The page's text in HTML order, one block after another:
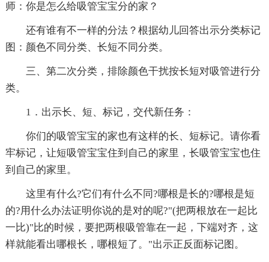
师：你是怎么给吸管宝宝分的家？
还有谁有不一样的分法？根据幼儿回答出示分类标记
图：颜色不同分类、长短不同分类。
三、第二次分类，排除颜色干扰按长短对吸管进行分
类。
1．出示长、短、标记，交代新任务：
你们的吸管宝宝的家也有这样的长、短标记。请你看
牢标记，让短吸管宝宝住到自己的家里，长吸管宝宝也住
到自己的家里。
这里有什么?它们有什么不同?哪根是长的?哪根是短
的?用什么办法证明你说的是对的呢?"(把两根放在一起比
一比)"比的时候，要把两根吸管靠在一起，下端对齐，这
样就能看出哪根长，哪根短了。"出示正反面标记图。